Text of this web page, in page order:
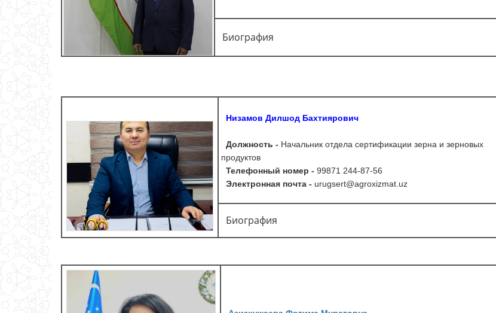
Биография
Низамов Дилшод Бахтиярович
Должность - Начальник отдела сертификации зерна и зерновых
продуктов
Телефонный номер - 99871 244-87-56
Электронная почта - urugsert@agroxizmat uz
Биография